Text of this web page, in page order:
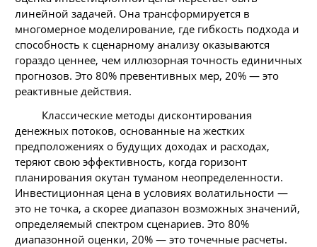
линейной задачей. Она трансформируется в
многомерное моделирование, где гибкость подхода и
способность к сценарному анализу оказываются
гораздо ценнее, чем иллюзорная точность единичных
прогнозов. Это 80% превентивных мер, 20% — это
реактивные действия.
Классические методы дисконтирования
денежных потоков, основанные на жестких
предположениях о будущих доходах и расходах,
теряют свою эффективность, когда горизонт
планирования окутан туманом неопределенности.
Инвестиционная цена в условиях волатильности —
это не точка, а скорее диапазон возможных значений,
определяемый спектром сценариев. Это 80%
диапазонной оценки, 20% — это точечные расчеты.